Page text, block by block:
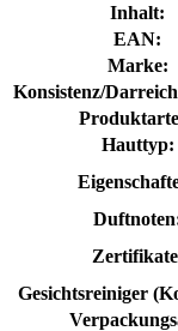
Inhalt:
EAN:
Marke:
Konsistenz/
Hauttyp:
Gesichtsreiniger